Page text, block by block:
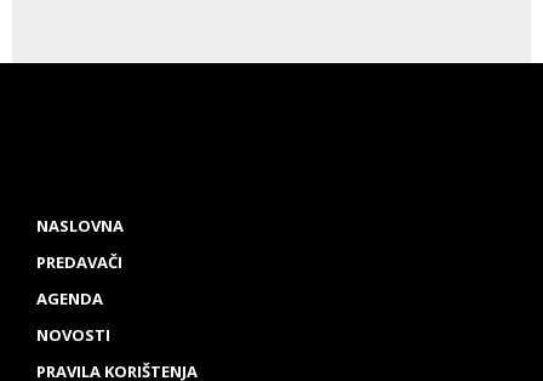
NASLOVNA
PREDAVAČI
AGENDA
NOVOSTI
PRAVILA KORIŠTENJA